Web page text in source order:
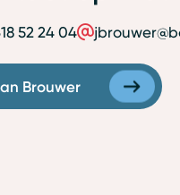
52 24 04
Brouwer